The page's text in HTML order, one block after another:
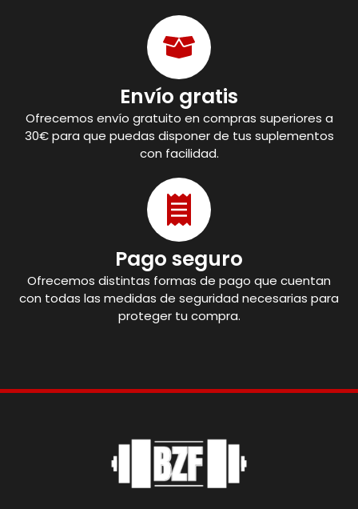
Envío gratis
Ofrecemos envío gratuito en compras superiores a
30€ para que puedas disponer de tus suplementos
con facilidad.
Pago seguro
Ofrecemos distintas formas de pago que cuentan
con todas las medidas de seguridad necesarias para
proteger tu compra.